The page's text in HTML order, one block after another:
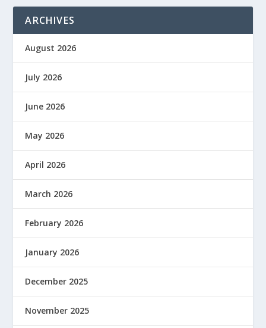
ARCHIVES
August 2026
July 2026
June 2026
May 2026
April 2026
March 2026
February 2026
January 2026
December 2025
November 2025